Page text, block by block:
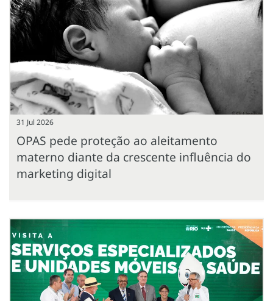
31 Jul 2026
OPAS pede proteção ao aleitamento
materno diante da crescente influência do
marketing digital